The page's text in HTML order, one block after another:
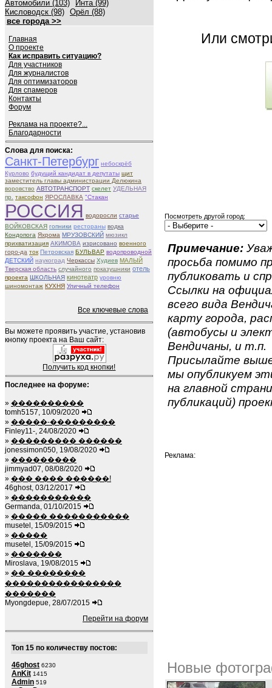
Автомобили (103)
Инта (99)
Кисловодск (98) Орёл (88)
все города >>
Главная
О проекте
Как исправить ситуацию?
Для участников
Для журналистов
Для оптимизаторов
Для спамеров
Контакты
Форум
Реклама на проекте?...
Благодарности
Слова для поиска:
Санкт-Петербург небоскрёб
Курлово будущий кандидат в депутаты щит
заместитель главы администрации Делюкина
воровство АВТОТРАНСПОРТ скелет УДЕЛЬНАЯ
пр.
таксофон ЯРОСЛАВКА "Стакан
РОССИЯ водоросли старье
ВОЙКОВСКАЯ гопники рестораны водка
Кондопога Яхрома МРУЗОВСКИЙ мюзикл
прихватизация АКИМОВА изрисовано военного
горо-да ток Петровская БУЛЬВАР водопроводной
ДЕТСКИЙ наукоград Черкассы Худиев МАЛЫЙ
Тверская область случайного показушники отель
проекта ШКОЛЬНАЯ кинотеатр уровню
шиномонтаж КУХНЯ Уличный телефон
Все ключевые слова
Вы можете проявить участие, установив
кнопку проекта на Ваш сайт:
Получить код кнопки!
Последнее на форуме:
» ����������
tomh5157, 10/09/2020
» �����-���������
Finley11-, 24/08/2020
» ��������� ������
jonessimon050, 19/08/2020
» ���������
jimmyad07, 08/08/2020
» ��� ���� ������!
46ghost, 03/12/2017
» �����������
Germanda, 01/10/2015
» ����� �����������
musetel, 15/09/2015
» �����
musetel, 15/09/2015
» �������
Miroslava, 19/08/2015
» �� ��������
����������������
�������
Myongdepue, 28/07/2015
Перейти на форум
Топ 15 по количеству постов:
46ghost 6230
AnKit 1415
Admin 519
Или
Посмотреть другой город:
Примечание:
просьба помимо
публиковать и
Ссылки на
всего вида
карту города,
(автобусы и
Вендичаны, и т.п.
Присылайте
мы опубликуем
на главной
публикаций)
Реклама:
Новые